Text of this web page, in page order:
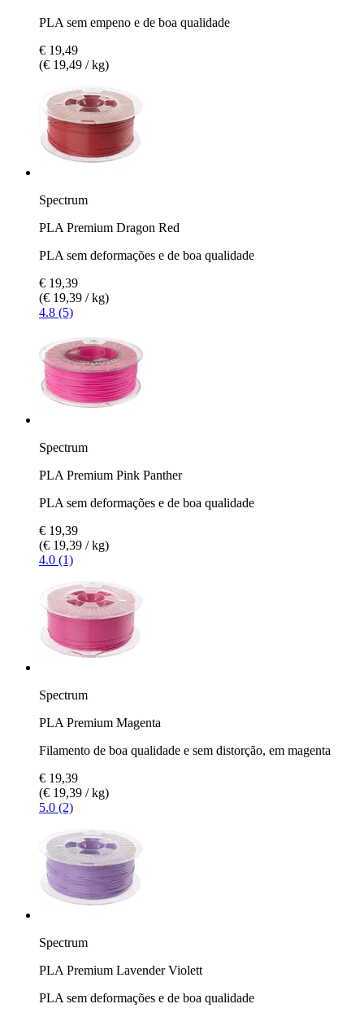
PLA sem empeno e de boa qualidade
€ 19,49
(€ 19,49 / kg)
Spectrum
PLA Premium Dragon Red
PLA sem deformações e de boa qualidade
€ 19,39
(€ 19,39 / kg)
4.8 (5)
Spectrum
PLA Premium Pink Panther
PLA sem deformações e de boa qualidade
€ 19,39
(€ 19,39 / kg)
4.0 (1)
Spectrum
PLA Premium Magenta
Filamento de boa qualidade e sem distorção, em magenta
€ 19,39
(€ 19,39 / kg)
5.0 (2)
Spectrum
PLA Premium Lavender Violett
PLA sem deformações e de boa qualidade